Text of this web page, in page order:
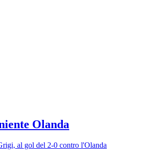
Olanda
al gol del 2-0 contro l'Olanda